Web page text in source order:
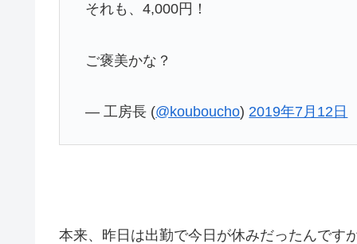
それも、4,000円！
ご褒美かな？
— 工房長 (@kouboucho) 2019年7月12日
本来、昨日は出勤で今日が休みだったんです